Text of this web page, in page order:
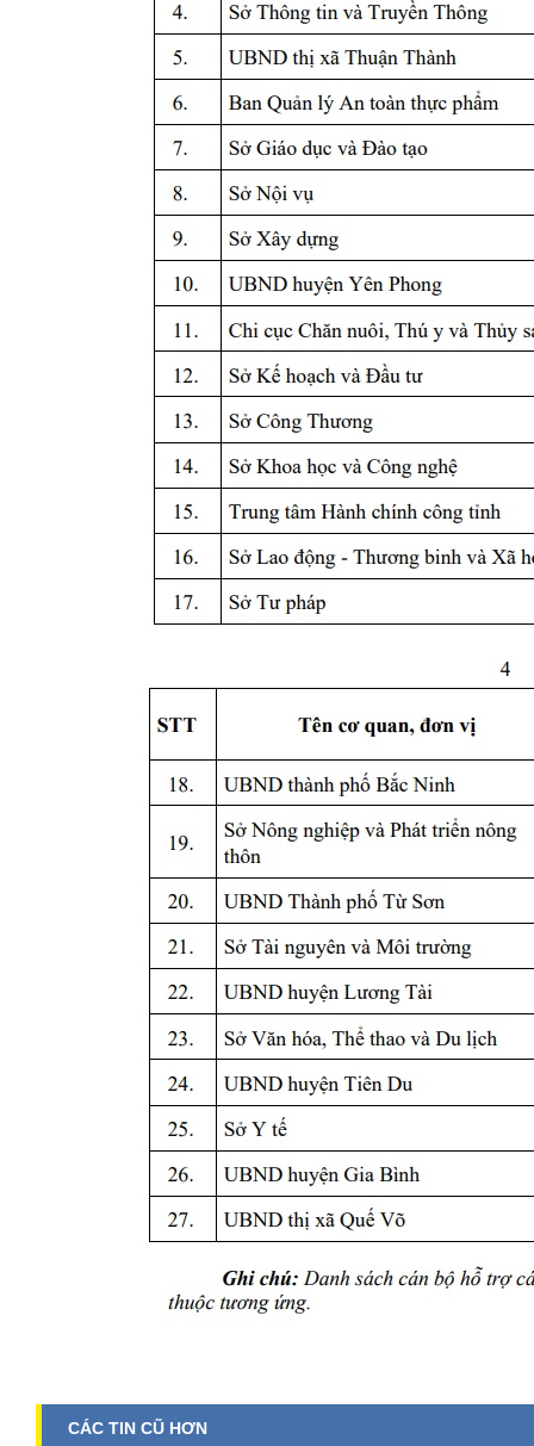
CÁC TIN CŨ HƠN